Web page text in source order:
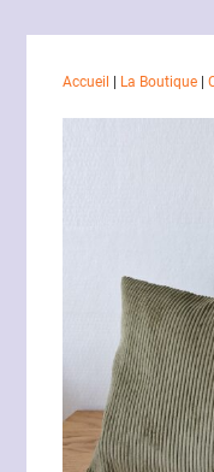
Accueil La Boutique